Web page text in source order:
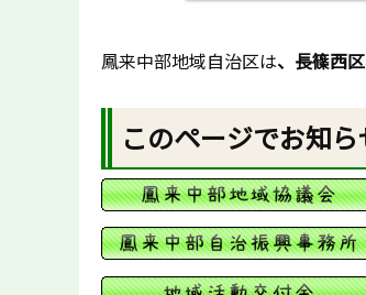
鳳来中部地域自治区は、長篠西
このページでお知ら